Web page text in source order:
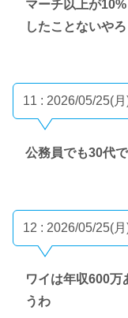
マーチ以上が
したことないやろ
11 : 2026/05/25(
公務員でも30代
12 : 2026/05/25(
ワイは年収600万
うわ